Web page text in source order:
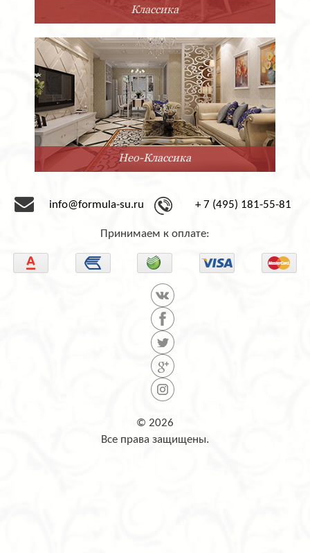
Классика
Нео-Классика
info@formula-su.ru + 7 (495) 181-55-81
Принимаем к оплате:
© 2026
Все права защищены.